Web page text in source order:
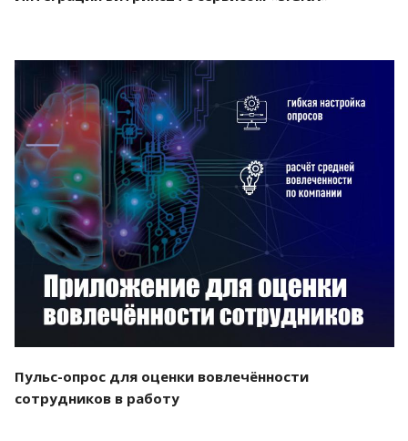
Смотреть проект
Пульс-опрос для оценки вовлечённости
сотрудников в работу